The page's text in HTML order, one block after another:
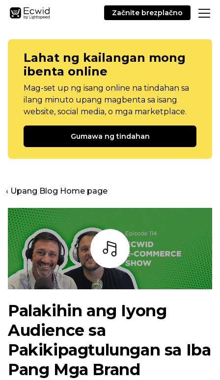
Začnite brezplačno
Lahat ng kailangan mong
ibenta online
Mag-set up ng isang online na tindahan sa
ilang minuto upang magbenta sa isang
website, social media, o mga marketplace.
Gumawa ng tindahan
‹ Upang Blog Home page
Bar
Palakihin ang Iyong
Audience sa
Pakikipagtulungan sa Iba
Pang Mga Brand